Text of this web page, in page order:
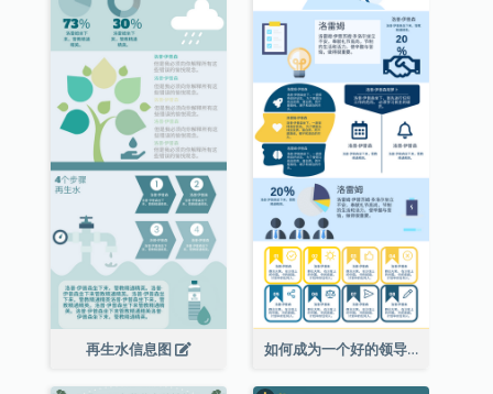
再生水信息图 如何成为一个好的领导者信息图